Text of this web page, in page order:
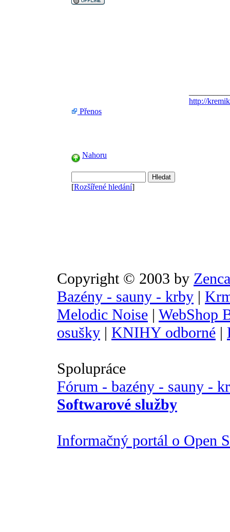
http://
Přenos
Nahoru
[Rozšířené hledání]
Copyright © 2003 by
Bazény - sauny - krby |
Melodic Noise | WebShop
osušky | KNIHY odborné |
Spolupráce
Fórum - bazény - sauny -
Softwarové služby
Informačný portál o Open